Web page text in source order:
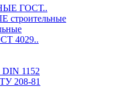
ГОСТ..
4029..
1152
208-81